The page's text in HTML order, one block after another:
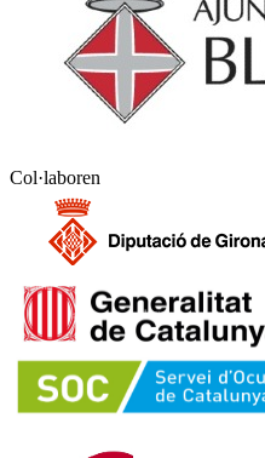
Col·laboren